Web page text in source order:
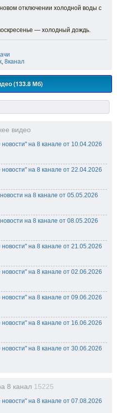
отключении холодной воды с
— холодный дождь.
, 8канал
(133.8 Мб)
видео
на 8 канале от 10.04.2026
на 8 канале от 22.04.2026
на 8 канале от 05.05.2026
на 8 канале от 08.05.2026
на 8 канале от 21.05.2026
на 8 канале от 02.06.2026
на 8 канале от 09.06.2026
на 8 канале от 16.06.2026
на 8 канале от 30.06.2026
8 канал 15225
на 8 канале от 07.08.2026